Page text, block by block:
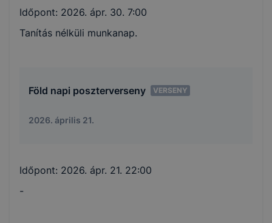
Időpont: 2026. ápr. 30. 7:00
Tanítás nélküli munkanap.
Föld napi poszterverseny VERSENY
2026. április 21.
Időpont: 2026. ápr. 21. 22:00
-